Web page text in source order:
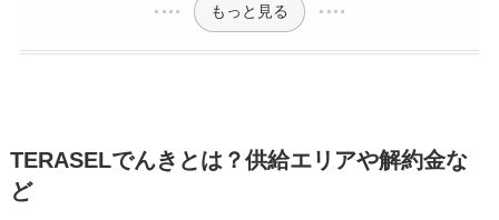
もっと見る
TERASELでんきとは？供給エリアや解約金な
ど